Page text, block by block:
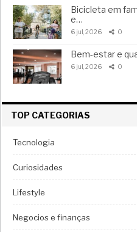
Bicicleta em
e…
6 jul, 2026 0
Bem-estar e
6 jul, 2026 0
TOP CATEGORIAS
Tecnologia
Curiosidades
Lifestyle
Negocios e finanças